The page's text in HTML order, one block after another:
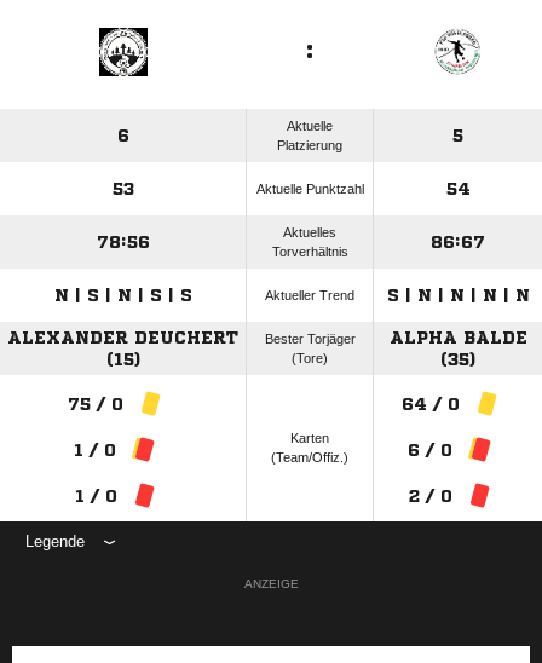
:
6
Aktuelle
Platzierung
5
53 Aktuelle Punktzahl 54
78:56
Aktuelles
Torverhältnis
86:67
N | S | N | S | S Aktueller Trend S | N | N | N | N
ALEXANDER DEUCHERT
(15)
Bester Torjäger
(Tore)
ALPHA BALDE
(35)
75 / 0
1 / 0
1 / 0
Karten
(Team/Offiz.)
64 / 0
6 / 0
2 / 0
Legende
ANZEIGE